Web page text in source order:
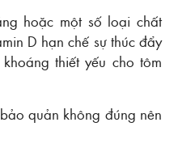
hoặc một số loại chất
D hạn chế sự thúc đẩy
thiết yếu cho tôm
quản không đúng nên